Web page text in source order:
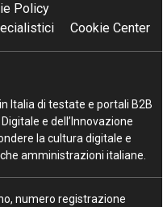
Policy
Cookie Center
Italia di testate e portali B2B
e dell’Innovazione
la cultura digitale e
amministrazioni italiane.
numero registrazione